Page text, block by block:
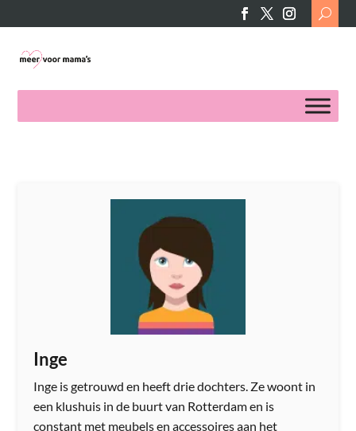
Search
for:
Inge
Inge is getrouwd en heeft drie dochters. Ze woont in
een klushuis in de buurt van Rotterdam en is
constant met meubels en accessoires aan het